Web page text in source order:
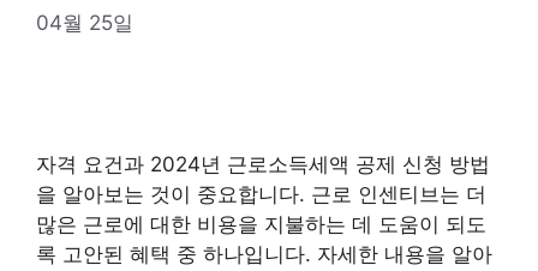
04월 25일
자격 요건과 2024년 근로소득세액 공제 신청 방법
을 알아보는 것이 중요합니다. 근로 인센티브는 더
많은 근로에 대한 비용을 지불하는 데 도움이 되도
록 고안된 혜택 중 하나입니다. 자세한 내용을 알아